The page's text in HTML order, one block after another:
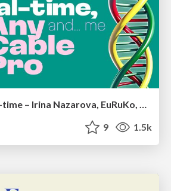
Evolution of real-time – Irina Nazarova, EuRuKo, 2024
9 1.5k